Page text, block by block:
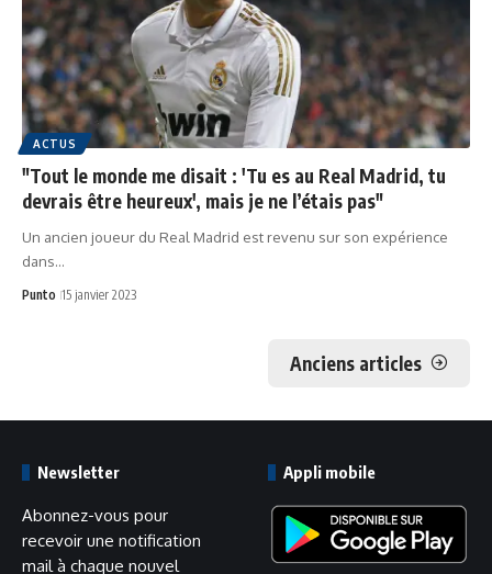
ACTUS
"Tout le monde me disait : 'Tu es au Real Madrid, tu
devrais être heureux', mais je ne l’étais pas"
Un ancien joueur du Real Madrid est revenu sur son expérience
dans…
Punto 15 janvier 2023
Anciens articles
Newsletter
Abonnez-vous pour
recevoir une notification
mail à chaque nouvel
Appli mobile